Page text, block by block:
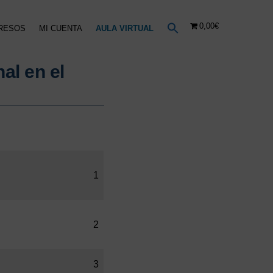
MI CUENTA AULA VIRTUAL 0,00€
en el
1
2
3